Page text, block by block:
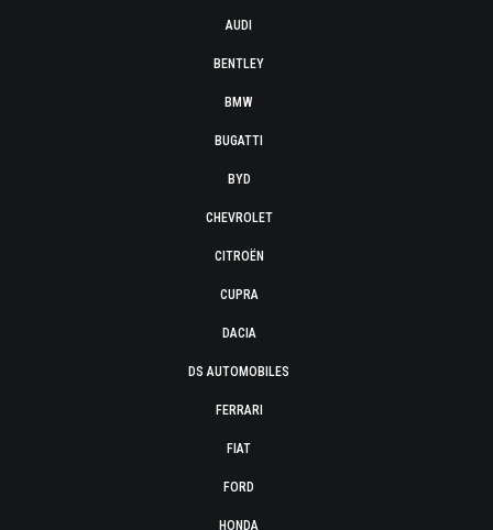
AUDI
BENTLEY
BMW
BUGATTI
BYD
CHEVROLET
CITROËN
CUPRA
DACIA
DS AUTOMOBILES
FERRARI
FIAT
FORD
HONDA